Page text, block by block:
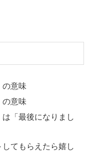
意味
意味
「最後になりまし
てもらえたら嬉し